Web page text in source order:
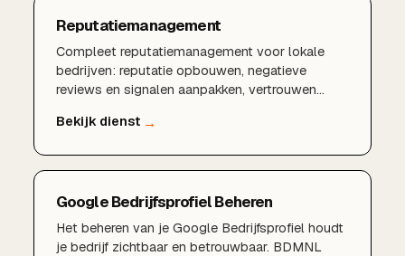
Reputatiemanagement
Compleet reputatiemanagement voor lokale
bedrijven: reputatie opbouwen, negatieve
reviews en signalen aanpakken, vertrouwen
meer conversie.
Google Bedrijfsprofiel Beheren
Het beheren van je Google Bedrijfsprofiel houdt
je bedrijf zichtbaar en betrouwbaar. BDMNL